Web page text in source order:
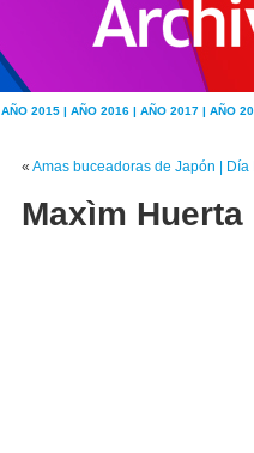
AÑO 2015 | AÑO 2016 | AÑO 2017 | AÑO
« Amas buceadoras de Japón |
Maxìm